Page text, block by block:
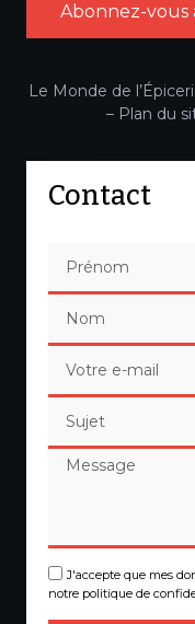
Abonnez-vous
Le Monde de
– Plan du
Contact
J'accepte que mes
notre politique de